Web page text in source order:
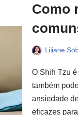
Como
Liliane
O Shih Tzu
também
ansiedade
eficazes